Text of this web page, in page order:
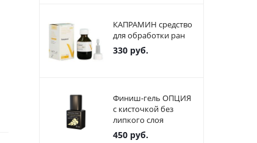
КАПРАМИН средство
для обработки ран
330 руб.
Финиш-гель ОПЦИЯ
с кисточкой без
липкого слоя
450 руб.